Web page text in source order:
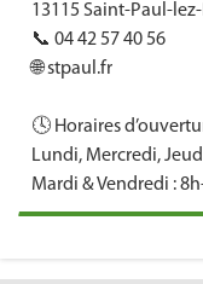
13115 Saint-Paul-
📞 04 42 57 40 56
🌐 stpaul.fr
🕓 Horaires
Lundi, Mercredi,
Mardi & Vendredi :